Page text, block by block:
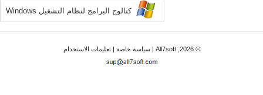
كتالوج البرامج لنظام التشغيل Windows
7
© 2026, All7soft | سياسة خاصة|تعليمات الاستخدام